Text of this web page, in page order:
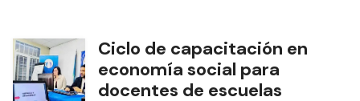
Ciclo de capacitación en
economía social para
docentes de escuelas